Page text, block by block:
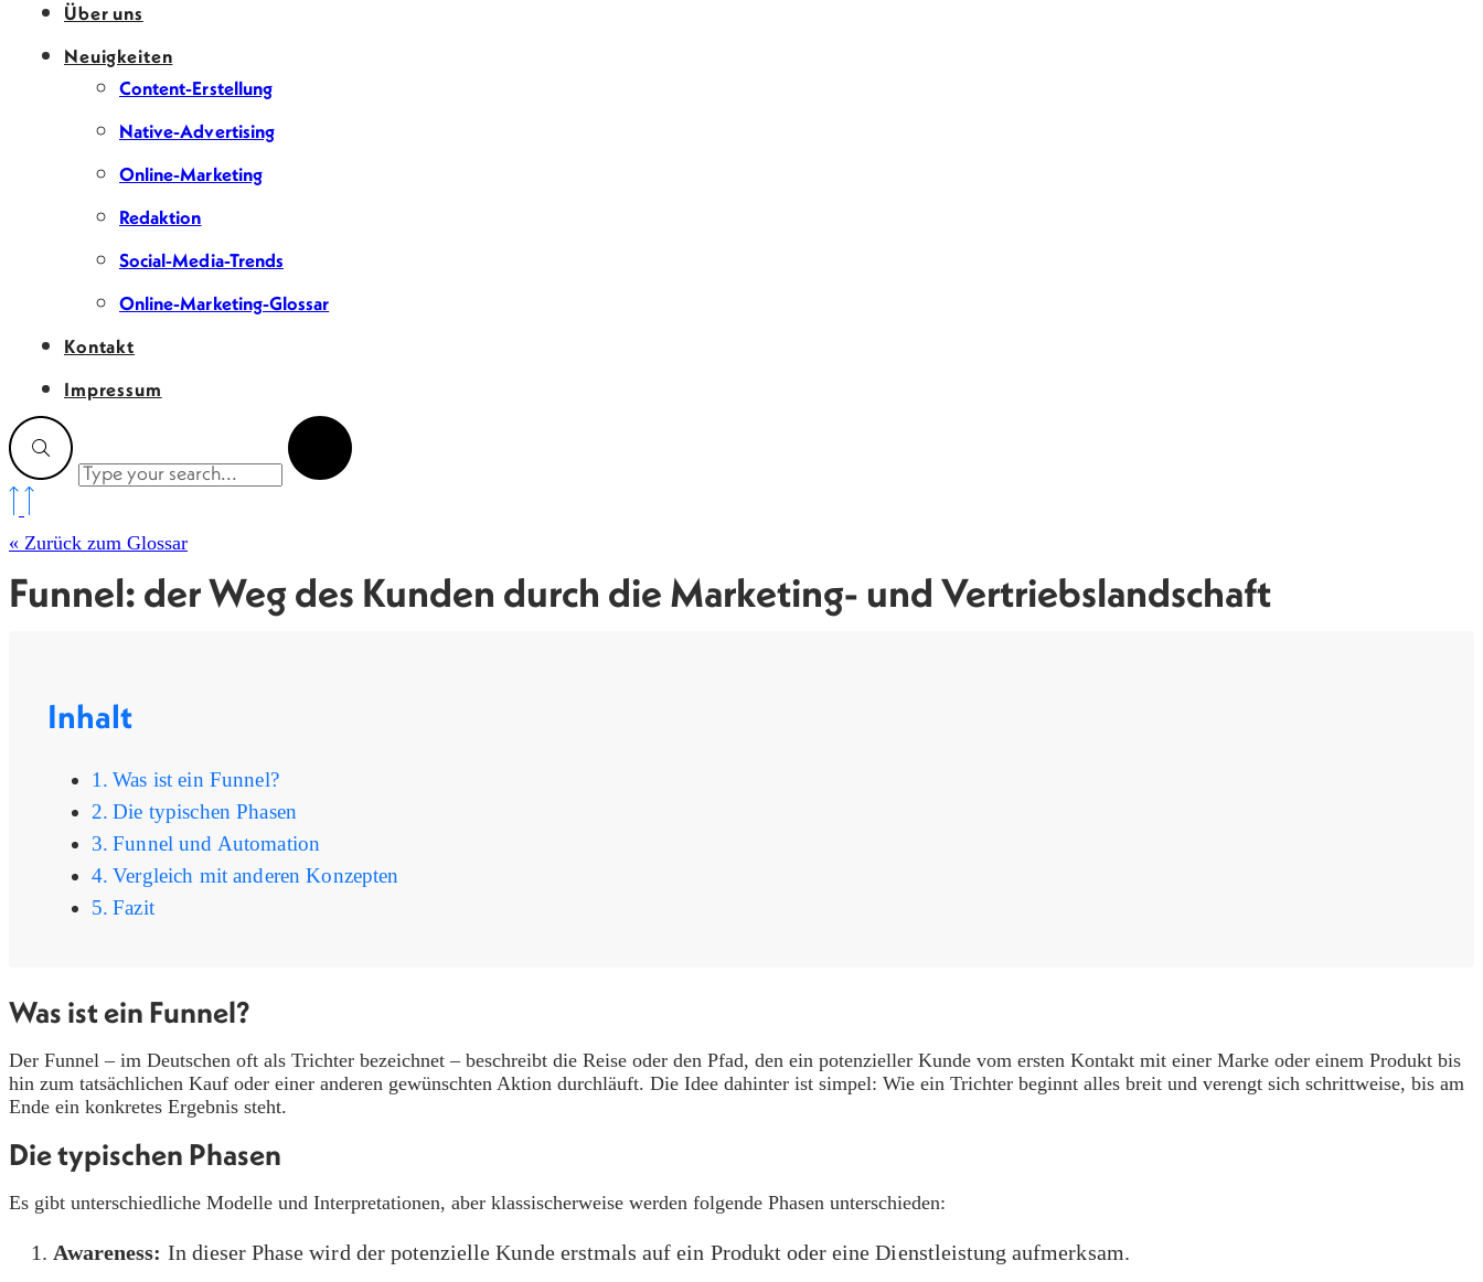
Über uns
Neuigkeiten
Content-Erstellung
Native-Advertising
Online-Marketing
Redaktion
Social-Media-Trends
Online-Marketing-Glossar
Kontakt
Impressum
« Zurück zum Glossar
Funnel: der Weg des Kunden durch die Marketing- und Vertriebslandschaft
Inhalt
Was ist ein Funnel?
Die typischen Phasen
Funnel und Automation
Vergleich mit anderen Konzepten
Fazit
Was ist ein Funnel?
Der Funnel – im Deutschen oft als Trichter bezeichnet – beschreibt die Reise oder den Pfad, den ein potenzieller Kunde vom ersten Kontakt mit einer Marke oder einem Produkt bis
hin zum tatsächlichen Kauf oder einer anderen gewünschten Aktion durchläuft. Die Idee dahinter ist simpel: Wie ein Trichter beginnt alles breit und verengt sich schrittweise, bis am
Ende ein konkretes Ergebnis steht.
Die typischen Phasen
Es gibt unterschiedliche Modelle und Interpretationen, aber klassischerweise werden folgende Phasen unterschieden:
Awareness: In dieser Phase wird der potenzielle Kunde erstmals auf ein Produkt oder eine Dienstleistung aufmerksam.